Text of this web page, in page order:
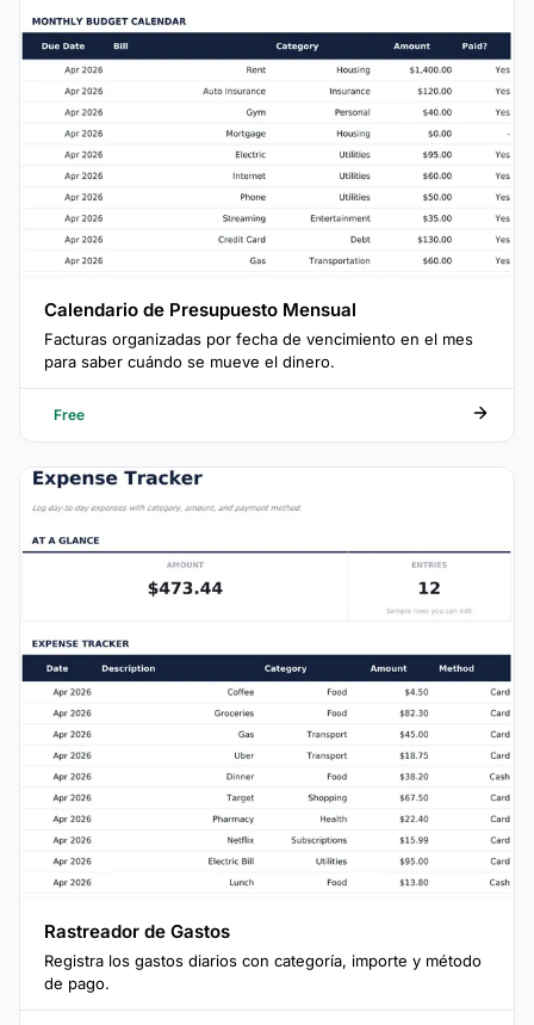
Calendario de Presupuesto Mensual
Facturas organizadas por fecha de vencimiento en el mes
para saber cuándo se mueve el dinero.
Free
Rastreador de Gastos
Registra los gastos diarios con categoría, importe y método
de pago.